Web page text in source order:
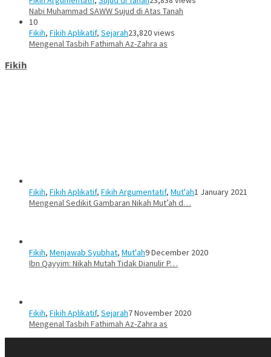
Nabi Muhammad SAWW Sujud di Atas Tanah
10
Fikih, Fikih Aplikatif, Sejarah23,820 views
Mengenal Tasbih Fathimah Az-Zahra as
Fikih
Fikih, Fikih Aplikatif, Fikih Argumentatif, Mut'ah1 January 2021
Mengenal Sedikit Gambaran Nikah Mut’ah d…
Fikih, Menjawab Syubhat, Mut'ah9 December 2020
Ibn Qayyim: Nikah Mutah Tidak Dianulir P…
Fikih, Fikih Aplikatif, Sejarah7 November 2020
Mengenal Tasbih Fathimah Az-Zahra as